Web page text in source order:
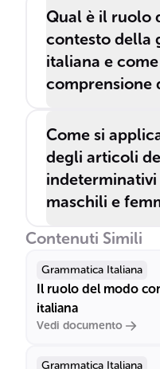
Qual è il ruolo
contesto della
italiana e
comprensione
Come si
degli articoli
maschili e
Contenuti Simili
Grammatica Italiana
Il ruolo del modo
italiana
Vedi documento
Grammatica Italiana